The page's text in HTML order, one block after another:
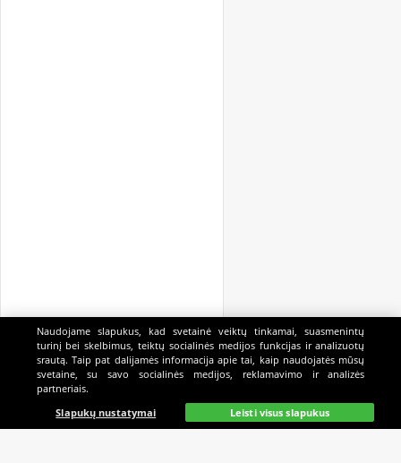
Pagrindinis Gyvai Paieška Mano Kazino
Naudojame slapukus, kad svetainė veiktų tinkamai, suasmenintų
turinį bei skelbimus, teiktų socialinės medijos funkcijas ir analizuotų
srautą. Taip pat dalijamės informacija apie tai, kaip naudojatės mūsų
svetaine, su savo socialinės medijos, reklamavimo ir analizės
partneriais.
Slapukų nustatymai
Leisti visus slapukus